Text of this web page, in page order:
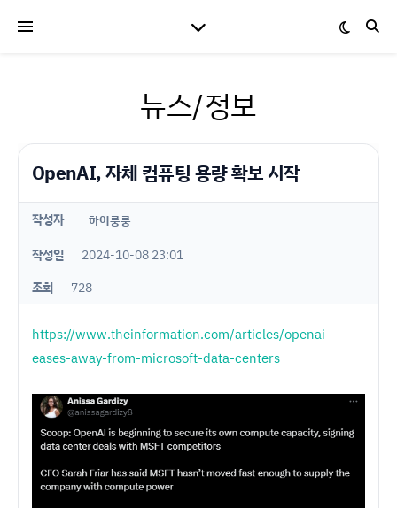
뉴스/정보
OpenAI, 자체 컴퓨팅 용량 확보 시작
작성자 하이룽룽
작성일
2024-10-08 23:01
조회
728
https://www.theinformation.com/articles/openai-
eases-away-from-microsoft-data-centers